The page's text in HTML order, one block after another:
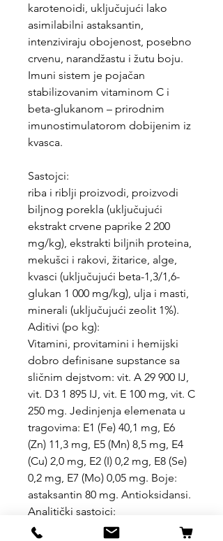
karotenoidi, uključujući lako
asimilabilni astaksantin,
intenziviraju obojenost, posebno
crvenu, narandžastu i žutu boju.
Imuni sistem je pojačan
stabilizovanim vitaminom C i
beta-glukanom – prirodnim
imunostimulatorom dobijenim iz
kvasca.
Sastojci:
riba i riblji proizvodi, proizvodi
biljnog porekla (uključujući
ekstrakt crvene paprike 2 200
mg/kg), ekstrakti biljnih proteina,
mekušci i rakovi, žitarice, alge,
kvasci (uključujući beta-1,3/1,6-
glukan 1 000 mg/kg), ulja i masti,
minerali (uključujući zeolit 1%).
Aditivi (po kg):
Vitamini, provitamini i hemijski
dobro definisane supstance sa
sličnim dejstvom: vit. A 29 900 IJ,
vit. D3 1 895 IJ, vit. E 100 mg, vit. C
250 mg. Jedinjenja elemenata u
tragovima: E1 (Fe) 40,1 mg, E6
(Zn) 11,3 mg, E5 (Mn) 8,5 mg, E4
(Cu) 2,0 mg, E2 (I) 0,2 mg, E8 (Se)
0,2 mg, E7 (Mo) 0,05 mg. Boje:
astaksantin 80 mg. Antioksidansi.
Analitički sastojci:
sirovi proteini 45,0%, sirova ulja i